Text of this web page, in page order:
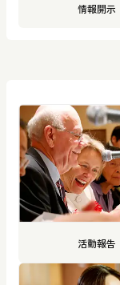
情報開示
活動報告